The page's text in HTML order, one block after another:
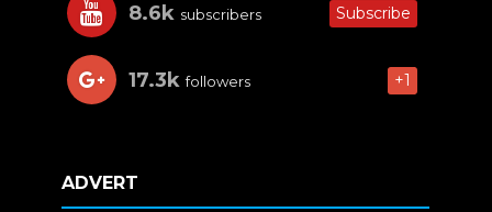
8.6k subscribers Subscribe
17.3k followers +1
ADVERT